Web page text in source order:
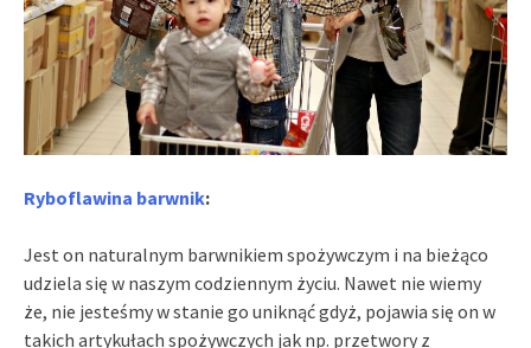
Ryboflawina barwnik:
Jest on naturalnym barwnikiem spożywczym i na bieżąco
udziela się w naszym codziennym życiu. Nawet nie wiemy
że, nie jesteśmy w stanie go uniknąć gdyż, pojawia się on w
takich artykułach spożywczych jak np. przetwory z